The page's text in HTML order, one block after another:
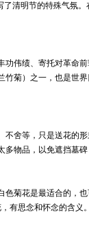
清明节的特殊气氛
伟绩、寄托对革命
菊）之一，也是世
舍等，只是送花的
多物品，以免遮挡墓
菊花是最适合的，
有思念和怀念的含义